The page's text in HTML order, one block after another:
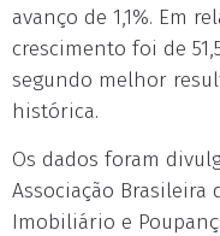
avanço de 1,1%. Em
crescimento foi de
segundo melhor
histórica.
Os dados foram
Associação Brasileira
Imobiliário e